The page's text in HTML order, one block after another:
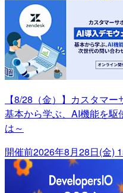
【8/28（金）】カスタマ
基本から学ぶ、AI機能を駆
は～
開催前2026年8月28日(金)